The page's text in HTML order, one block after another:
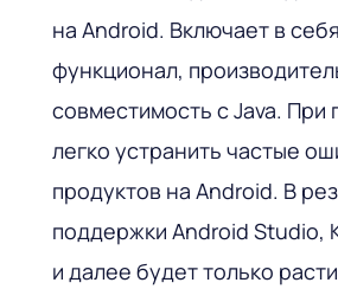
на Android. Включает в
функционал,
совместимость с Java. При
легко устранить частые
продуктов на Android. В
поддержки Android Studio,
и далее будет только